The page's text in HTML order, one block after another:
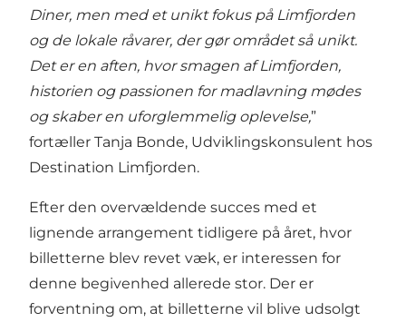
Diner, men med et unikt fokus på Limfjorden
og de lokale råvarer, der gør området så unikt.
Det er en aften, hvor smagen af Limfjorden,
historien og passionen for madlavning mødes
og skaber en uforglemmelig oplevelse,”
fortæller Tanja Bonde, Udviklingskonsulent hos
Destination Limfjorden.
Efter den overvældende succes med et
lignende arrangement tidligere på året, hvor
billetterne blev revet væk, er interessen for
denne begivenhed allerede stor. Der er
forventning om, at billetterne vil blive udsolgt